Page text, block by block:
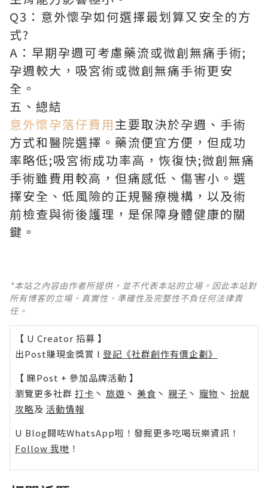
Q3：意外懷孕如何選擇最划算又安全的方
式?
A：早期孕週可考慮藥流或微創無痛手術;
孕週較大，吸宮術或微創無痛手術更安
全。
五、總結
意外懷孕落仔費用主要取決於孕週、手術
方式和醫院選擇。藥流便宜方便，但成功
率略低;吸宮術成功率高，恢復快;微創無痛
手術雖費用較高，但痛感低、傷害小。選
擇安全、低風險的正規醫療機構，以及術
前檢查與術後護理，是保障身體健康的關
鍵。
*本站之內容由作者所提供，並不代表本站的立場。因此本站對
所有博客的立場、真實性、準確性及完整性不負任何法律責
任。
【 U Creator 招募 】
出Post賺現金獎賞 l 登記《社群創作有價企劃》
【 睇Post + 參加品牌活動 】
瀏覽更多社群 打卡 丶 旅遊 丶 美食 丶 親子 丶 寵物 丶 扮靚
攻略及 活動情報
U Blog開咗WhatsApp啦！發掘更多吃喝玩樂資訊！
Follow 我哋 ！